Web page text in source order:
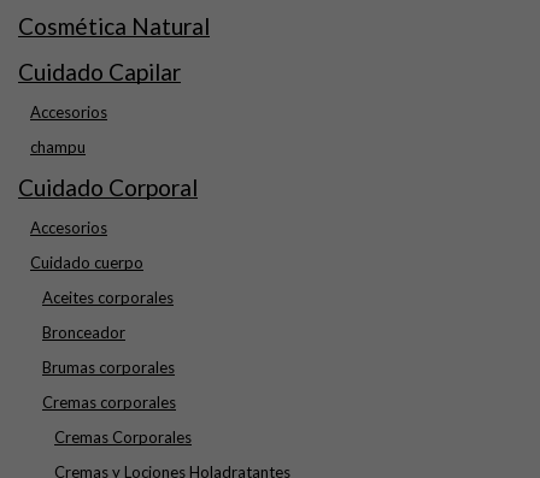
Cosmética Natural
Cuidado Capilar
Accesorios
champu
Cuidado Corporal
Accesorios
Cuidado cuerpo
Aceites corporales
Bronceador
Brumas corporales
Cremas corporales
Cremas Corporales
Cremas y Lociones Holadratantes